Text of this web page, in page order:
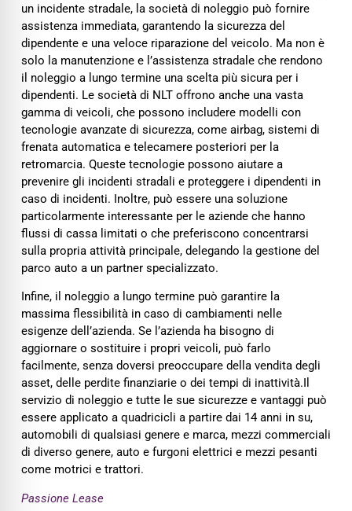
un incidente stradale, la società di noleggio può fornire
assistenza immediata, garantendo la sicurezza del
dipendente e una veloce riparazione del veicolo. Ma non è
solo la manutenzione e l’assistenza stradale che rendono
il noleggio a lungo termine una scelta più sicura per i
dipendenti. Le società di NLT offrono anche una vasta
gamma di veicoli, che possono includere modelli con
tecnologie avanzate di sicurezza, come airbag, sistemi di
frenata automatica e telecamere posteriori per la
retromarcia. Queste tecnologie possono aiutare a
prevenire gli incidenti stradali e proteggere i dipendenti in
caso di incidenti. Inoltre, può essere una soluzione
particolarmente interessante per le aziende che hanno
flussi di cassa limitati o che preferiscono concentrarsi
sulla propria attività principale, delegando la gestione del
parco auto a un partner specializzato.
Infine, il noleggio a lungo termine può garantire la
massima flessibilità in caso di cambiamenti nelle
esigenze dell’azienda. Se l’azienda ha bisogno di
aggiornare o sostituire i propri veicoli, può farlo
facilmente, senza doversi preoccupare della vendita degli
asset, delle perdite finanziarie o dei tempi di inattività.Il
servizio di noleggio e tutte le sue sicurezze e vantaggi può
essere applicato a quadricicli a partire dai 14 anni in su,
automobili di qualsiasi genere e marca, mezzi commerciali
di diverso genere, auto e furgoni elettrici e mezzi pesanti
come motrici e trattori.
Passione Lease